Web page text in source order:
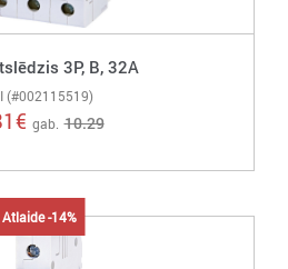
3P, B, 32A
(#002115519)
€ gab. 10.29
Atlaide -14%